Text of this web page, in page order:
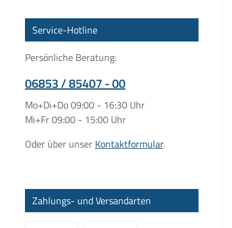
Service-Hotline
Persönliche Beratung:
06853 / 85407 - 00
Mo+Di+Do 09:00 - 16:30 Uhr
Mi+Fr 09:00 - 15:00 Uhr
Oder über unser Kontaktformular.
Zahlungs- und Versandarten